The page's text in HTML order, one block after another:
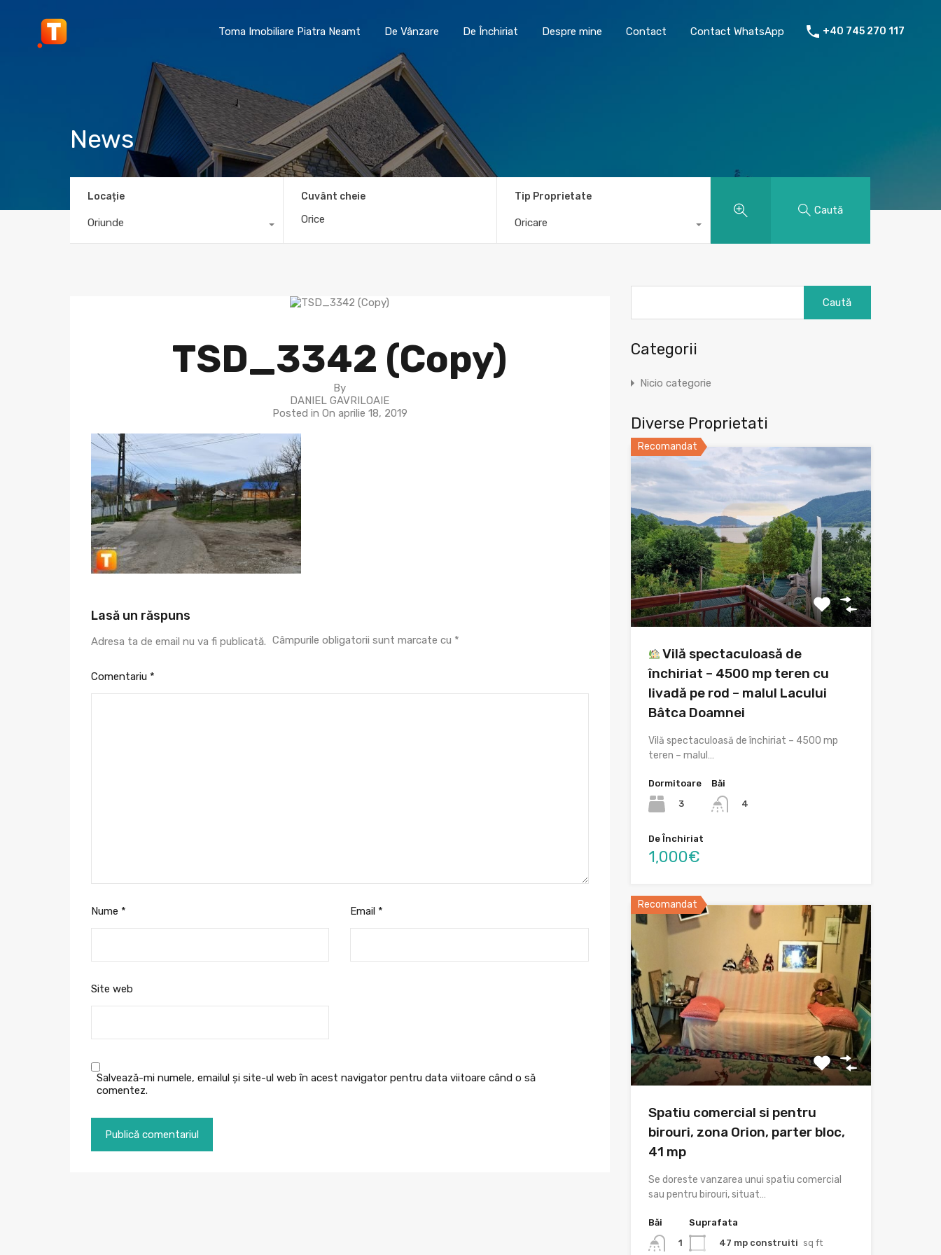
Toma Imobiliare Piatra Neamt De Vânzare De Închiriat Despre mine Contact Contact WhatsApp
Toma Imobiliare Piatra Neamt De Vânzare De Închiriat Despre mine Contact Contact WhatsApp +40 745 270 117
News
Locație
Oriunde
Cuvânt cheie Tip Proprietate
Oricare
Caută
TSD_3342 (Copy)
By
DANIEL GAVRILOAIE
Posted in On aprilie 18, 2019
Lasă un răspuns
Adresa ta de email nu va fi publicată. Câmpurile obligatorii sunt marcate cu *
Comentariu *
Nume * Email *
Site web
Salvează-mi numele, emailul și site-ul web în acest navigator pentru data viitoare când o să
comentez.
după:
Categorii
Nicio categorie
Diverse Proprietati
Recomandat
Vilă spectaculoasă de
închiriat – 4500 mp teren cu
livadă pe rod – malul Lacului
Bâtca Doamnei
Vilă spectaculoasă de închiriat – 4500 mp
teren – malul…
Dormitoare
3
Băi
4
De Închiriat
1,000€
Recomandat
Spatiu comercial si pentru
birouri, zona Orion, parter bloc,
41 mp
Se doreste vanzarea unui spatiu comercial
sau pentru birouri, situat…
Băi
1
Suprafata
47 mp construiti sq ft